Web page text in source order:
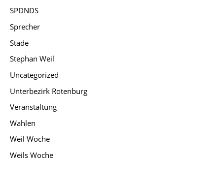
SPDNDS
Sprecher
Stade
Stephan Weil
Uncategorized
Unterbezirk Rotenburg
Veranstaltung
Wahlen
Weil Woche
Weils Woche